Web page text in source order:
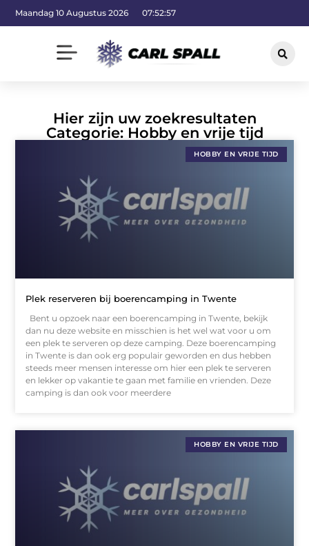
Maandag 10 Augustus 2026 07:52:58
Hier zijn uw zoekresultaten
Categorie: Hobby en vrije tijd
HOBBY EN VRIJE TIJD
Plek reserveren bij boerencamping in Twente
Bent u opzoek naar een boerencamping in Twente, bekijk
dan nu deze website en misschien is het wel wat voor u om
een plek te serveren op deze camping. Deze boerencamping
in Twente is dan ook erg populair geworden en dus hebben
steeds meer mensen interesse om hier een plek te serveren
en lekker op vakantie te gaan met familie en vrienden. Deze
camping is dan ook voor meerdere
HOBBY EN VRIJE TIJD